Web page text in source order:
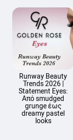
136
141
Runway Beauty
Trends 2026 |
Statement Eyes:
Από smudged
grunge έως
dreamy pastel
looks